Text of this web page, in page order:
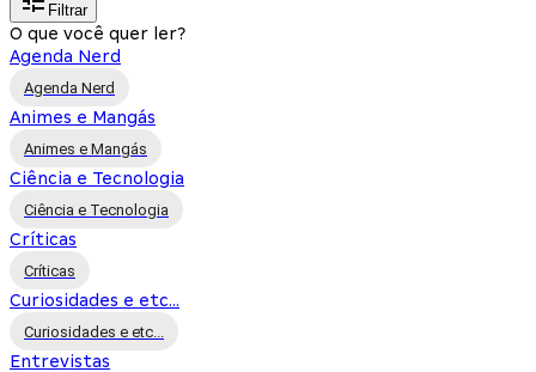
Filtrar
O que você quer ler?
Agenda Nerd
Agenda Nerd
Animes e Mangás
Animes e Mangás
Ciência e Tecnologia
Ciência e Tecnologia
Críticas
Críticas
Curiosidades e etc...
Curiosidades e etc...
Entrevistas